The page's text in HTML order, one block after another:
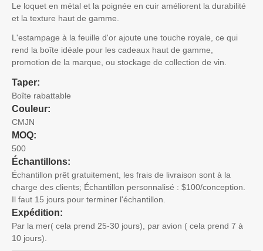
Le loquet en métal et la poignée en cuir améliorent la durabilité
et la texture haut de gamme.
L'estampage à la feuille d'or ajoute une touche royale, ce qui
rend la boîte idéale pour les cadeaux haut de gamme,
promotion de la marque, ou stockage de collection de vin.
Taper:
Boîte rabattable
Couleur:
CMJN
MOQ:
500
Échantillons:
Échantillon prêt gratuitement, les frais de livraison sont à la
charge des clients; Échantillon personnalisé : $100/conception.
Il faut 15 jours pour terminer l'échantillon.
Expédition:
Par la mer( cela prend 25-30 jours), par avion ( cela prend 7 à
10 jours).